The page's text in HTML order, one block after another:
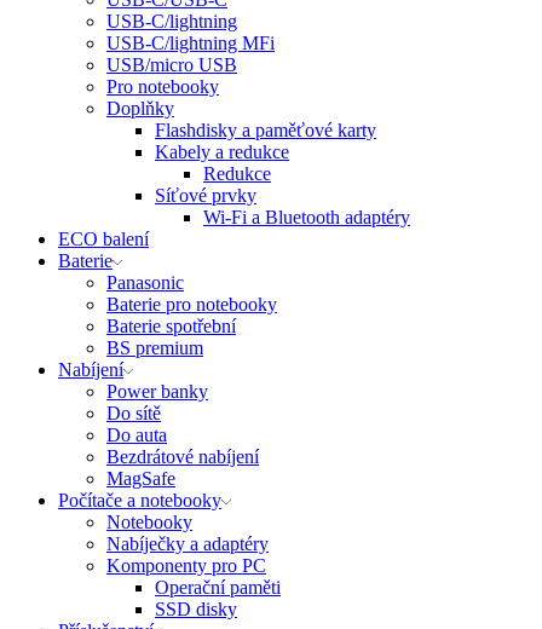
USB-C/lightning
USB-C/lightning MFi
USB/micro USB
Pro notebooky
Doplňky
Flashdisky a paměťové karty
Kabely a redukce
Redukce
Síťové prvky
Wi-Fi a Bluetooth adaptéry
ECO balení
Baterie
Panasonic
Baterie pro notebooky
Baterie spotřební
BS premium
Nabíjení
Power banky
Do sítě
Do auta
Bezdrátové nabíjení
MagSafe
Počítače a notebooky
Notebooky
Nabíječky a adaptéry
Komponenty pro PC
Operační paměti
SSD disky